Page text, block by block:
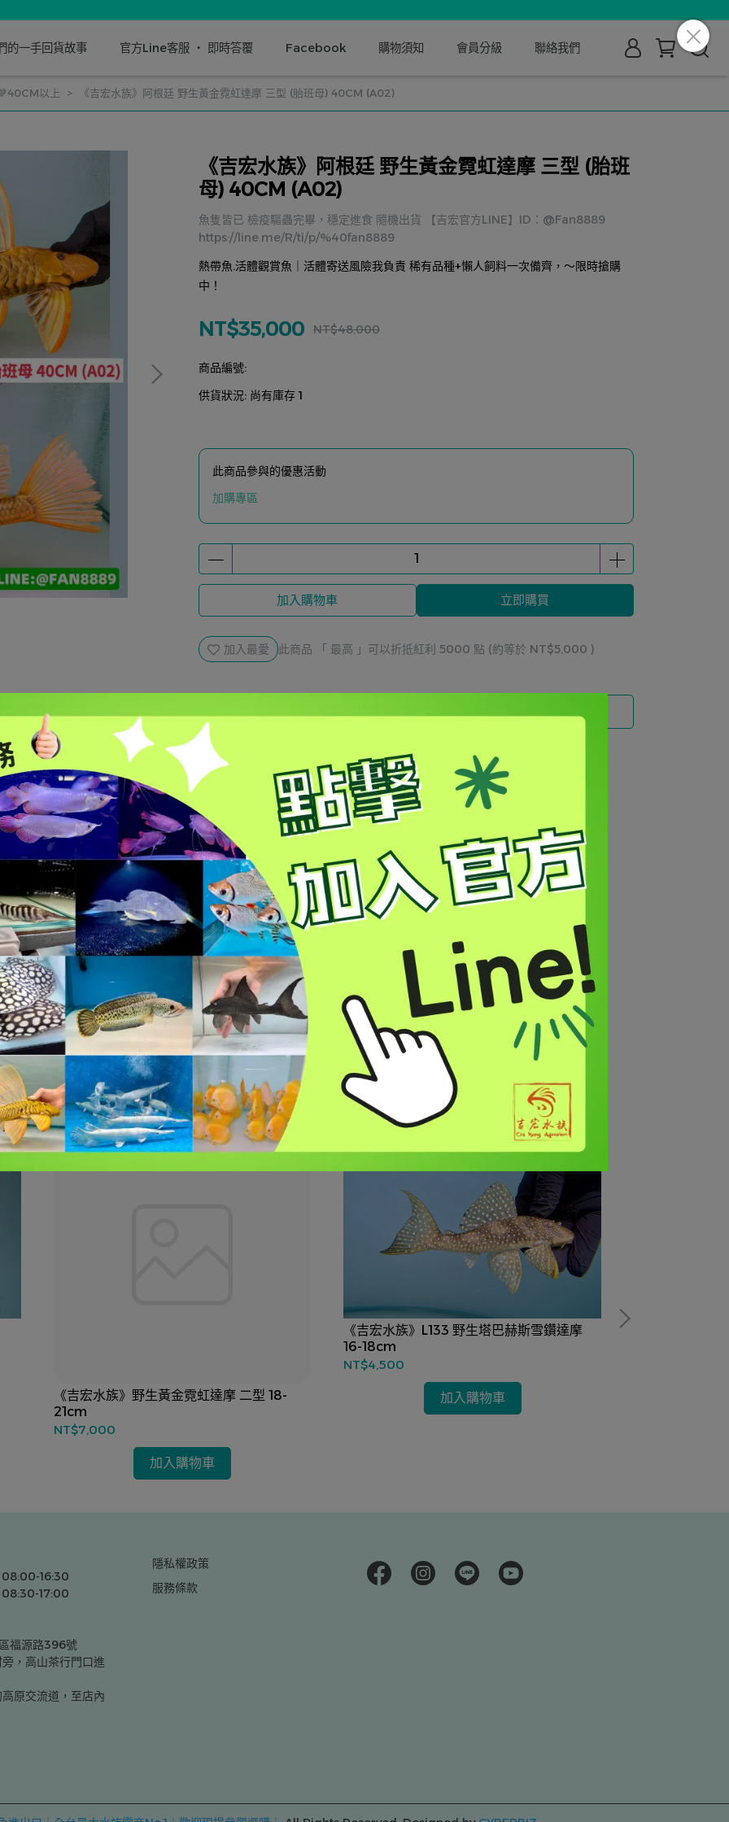
的一手回貨故事 官方Line客服 ‧ 即時答覆 Facebook 購物須知 會員分級 聯絡我們
以上 《吉宏水族》阿根廷 野生黃金霓虹達摩 三型 (胎班母) 40CM (A02)
《吉宏水族》阿根廷 野生黃金霓虹達摩 三型 (胎班
母) 40CM (A02)
魚隻皆已 檢疫驅蟲完畢，穩定進食 隨機出貨 【吉宏官方LINE】ID：@Fan8889
https://line.me/R/ti/p/%40fan8889
熱帶魚.活體觀賞魚｜活體寄送風險我負責 稀有品種+懶人飼料一次備齊，～限時搶購
中！
NT$35,000 NT$48,000
商品編號:
供貨狀況: 尚有庫存 1
此商品參與的優惠活動
加購專區
加入購物車 立即購買
加入最愛 此商品 「 最高 」可以折抵紅利 5000 點 (約等於 NT$5,000 )
《吉宏水族》野生黃金霓虹達摩 二型 18-
21cm
NT$7,000
加入購物車
《吉宏水族》L133 野生塔巴赫斯雪鑽達摩
16-18cm
NT$4,500
加入購物車
08:00-16:30
08:30-17:00
福源路396號
，高山茶行門口進
原交流道，至店內
隱私權政策
服務條款